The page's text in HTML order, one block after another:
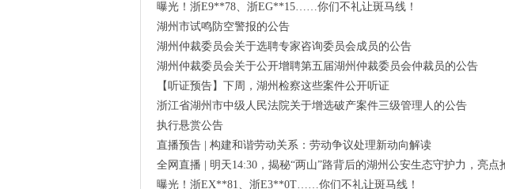
曝光！浙E9**78、浙EG**15……你们不礼让斑马线！
湖州市试鸣防空警报的公告
湖州仲裁委员会关于选聘专家咨询委员会成员的公告
湖州仲裁委员会关于公开增聘第五届湖州仲裁委员会仲裁员的公告
【听证预告】下周，湖州检察这些案件公开听证
浙江省湖州市中级人民法院关于增选破产案件三级管理人的公告
执行悬赏公告
直播预告 | 构建和谐劳动关系：劳动争议处理新动向解读
全网直播 | 明天14:30，揭秘“两山”路背后的湖州公安生态守护力，亮点
曝光！浙EX**81、浙E3**0T……你们不礼让斑马线！